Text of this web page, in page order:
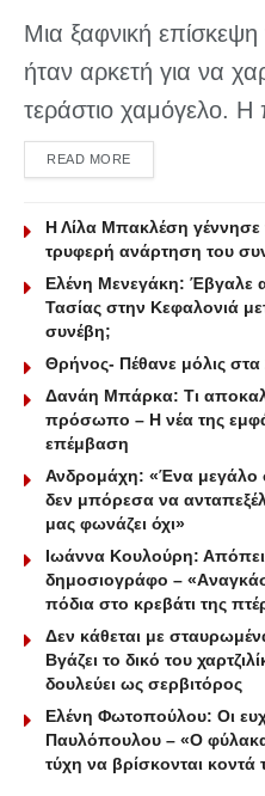
Μια ξαφνική
ήταν αρκετή για να
τεράστιο χαμόγελο. Η
READ MOREDETAILS
Η Λίλα Μπακλέση γέννησε
τρυφερή ανάρτηση του
Ελένη Μενεγάκη: Έβγαλε
Τασίας στην Κεφαλονιά
συνέβη;
Θρήνος- Πέθανε μόλις στα
Δανάη Μπάρκα: Τι
πρόσωπο – Η νέα της
επέμβαση
Ανδρομάχη: «Ένα
δεν μπόρεσα να
μας φωνάζει όχι»
Ιωάννα Κουλούρη:
δημοσιογράφο –
πόδια στο κρεβάτι της
Δεν κάθεται με
Βγάζει το δικό του
δουλεύει ως σερβιτόρος
Ελένη Φωτοπούλου: Οι
Παυλόπουλου – «Ο
τύχη να βρίσκονται κοντά